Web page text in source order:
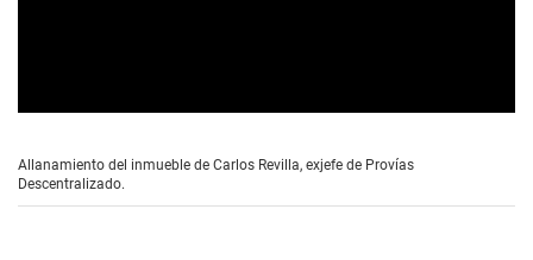
e
c
Allanamiento del inmueble de Carlos Revilla, exjefe de Provías
Descentralizado.